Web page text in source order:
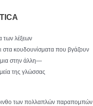
των λέξεων
στα κουδουνίσματα που βγάζουν
στην άλλη—
της γλώσσας
των πολλαπλών παραπομπών